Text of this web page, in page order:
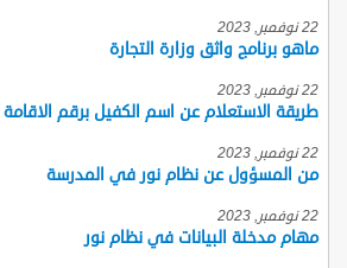
22 نوفمبر, 2023
ماهو برنامج واثق وزارة التجارة
22 نوفمبر, 2023
طريقة الاستعلام عن اسم الكفيل برقم الاقامة
22 نوفمبر, 2023
من المسؤول عن نظام نور في المدرسة
22 نوفمبر, 2023
مهام مدخلة البيانات في نظام نور